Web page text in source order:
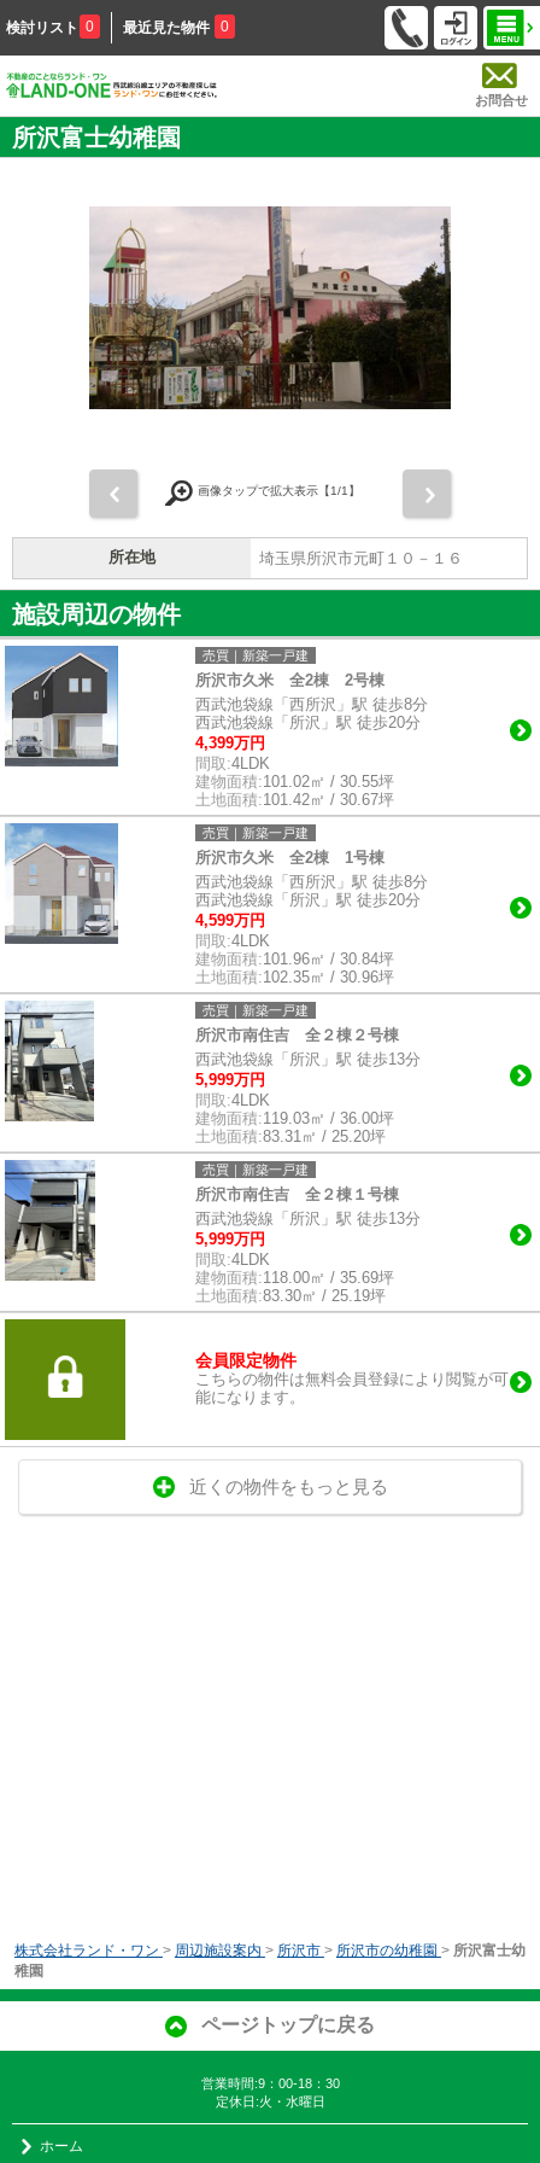
検討リスト 0 最近見た物件 0
お問合せ
所沢富士幼稚園
画像タップで拡大表示【1/1】
所在地 埼玉県所沢市元町１０－１６
施設周辺の物件
売買｜新築一戸建
所沢市久米 全2棟 2号棟
西武池袋線「西所沢」駅 徒歩8分
西武池袋線「所沢」駅 徒歩20分
4,399万円
間取:4LDK
建物面積:101.02㎡ / 30.55坪
土地面積:101.42㎡ / 30.67坪
売買｜新築一戸建
所沢市久米 全2棟 1号棟
西武池袋線「西所沢」駅 徒歩8分
西武池袋線「所沢」駅 徒歩20分
4,599万円
間取:4LDK
建物面積:101.96㎡ / 30.84坪
土地面積:102.35㎡ / 30.96坪
売買｜新築一戸建
所沢市南住吉 全２棟２号棟
西武池袋線「所沢」駅 徒歩13分
5,999万円
間取:4LDK
建物面積:119.03㎡ / 36.00坪
土地面積:83.31㎡ / 25.20坪
売買｜新築一戸建
所沢市南住吉 全２棟１号棟
西武池袋線「所沢」駅 徒歩13分
5,999万円
間取:4LDK
建物面積:118.00㎡ / 35.69坪
土地面積:83.30㎡ / 25.19坪
会員限定物件
こちらの物件は無料会員登録により閲覧が可
能になります。
近くの物件をもっと見る
株式会社ランド・ワン > 周辺施設案内 > 所沢市 > 所沢市の幼稚園 > 所沢富士幼
稚園
ページトップに戻る
営業時間:9：00-18：30
定休日:火・水曜日
ホーム